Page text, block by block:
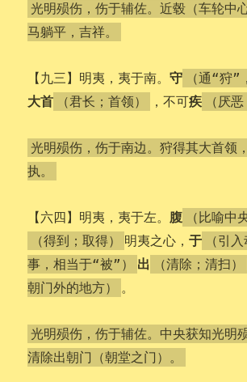
光明殒伤，伤于辅佐。近毂（车轮中
马躺平，吉祥。
【九三】明夷，夷于南。守 （通“狩”
大首 （君长；首领） ，不可疾 （厌
光明殒伤，伤于南边。狩得其大首领
执。
【六四】明夷，夷于左。 腹 （比喻中
（得到；取得） 明夷之心，于
（引
事，相当于“被”）
出 （清除；清扫）
朝门外的地方）
。
光明殒伤，伤于辅佐。中央获知光明
清除出朝门（朝堂之门）。